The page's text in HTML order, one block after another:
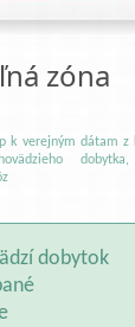
zóna
k verejným dátam z
dobytok